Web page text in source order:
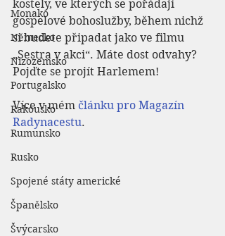
Monako
Německo
Nizozemsko
Portugalsko
Rakousko
Rumunsko
Rusko
Spojené státy americké
Španělsko
Švýcarsko
kostely, ve kterých se pořádají
gospelové bohoslužby, během nichž
si budete připadat jako ve filmu
„Sestra v akci“. Máte dost odvahy?
Pojďte se projít Harlemem!
Více v mém článku pro Magazín
Radynacestu.